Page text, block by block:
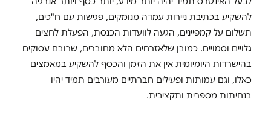
להשקיע בכתיבת ניירות עמדה מנומקים, פגישות עם ח"כים,
תשלום על קמפיינים, הגעה לוועדות הכנסת, הפעלת לחצים
גלויים וסמויים. כמובן שלאזרחים הלא מחוברים, שרובם עסוקים
בהישרדות היומיומית אין את הזמן והכסף להשקיע במאמצים
כאלו, וגם עמותות ופעילים חברתיים מעורבים תמיד יהיו
בנחיתות מספרית ותקציבית.